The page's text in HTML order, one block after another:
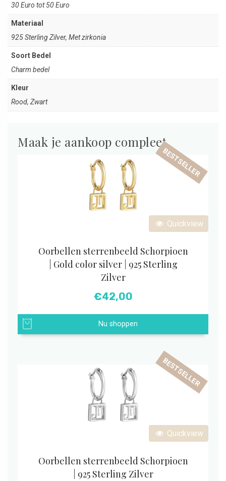
30 Euro tot 50 Euro
Materiaal
925 Sterling Zilver, Met zirkonia
Soort Bedel
Charm bedel
Kleur
Rood, Zwart
Maak je aankoop compleet
Quickview
BESTSELLER
Oorbellen sterrenbeeld Schorpioen
| Gold color silver | 925 Sterling
Zilver
€42,00
Nu shoppen
Quickview
BESTSELLER
Oorbellen sterrenbeeld Schorpioen
| 925 Sterling Zilver